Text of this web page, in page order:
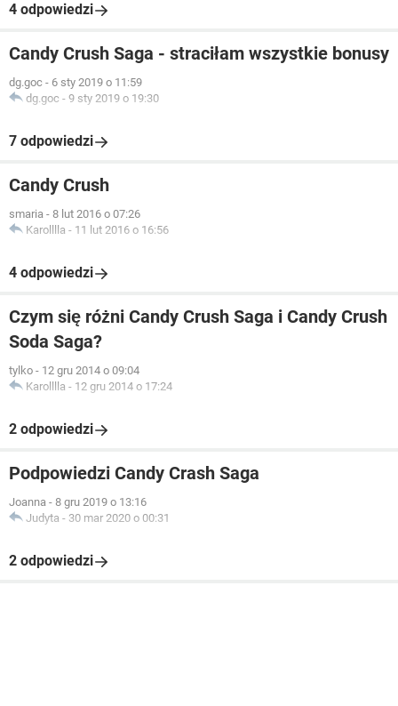
4 odpowiedzi
Candy Crush Saga - straciłam wszystkie bonusy
dg.goc - 6 sty 2019 o 11:59
dg.goc - 9 sty 2019 o 19:30
7 odpowiedzi
Candy Crush
smaria - 8 lut 2016 o 07:26
Karolllla - 11 lut 2016 o 16:56
4 odpowiedzi
Czym się różni Candy Crush Saga i Candy Crush
Soda Saga?
tylko - 12 gru 2014 o 09:04
Karolllla - 12 gru 2014 o 17:24
2 odpowiedzi
Podpowiedzi Candy Crash Saga
Joanna - 8 gru 2019 o 13:16
Judyta - 30 mar 2020 o 00:31
2 odpowiedzi